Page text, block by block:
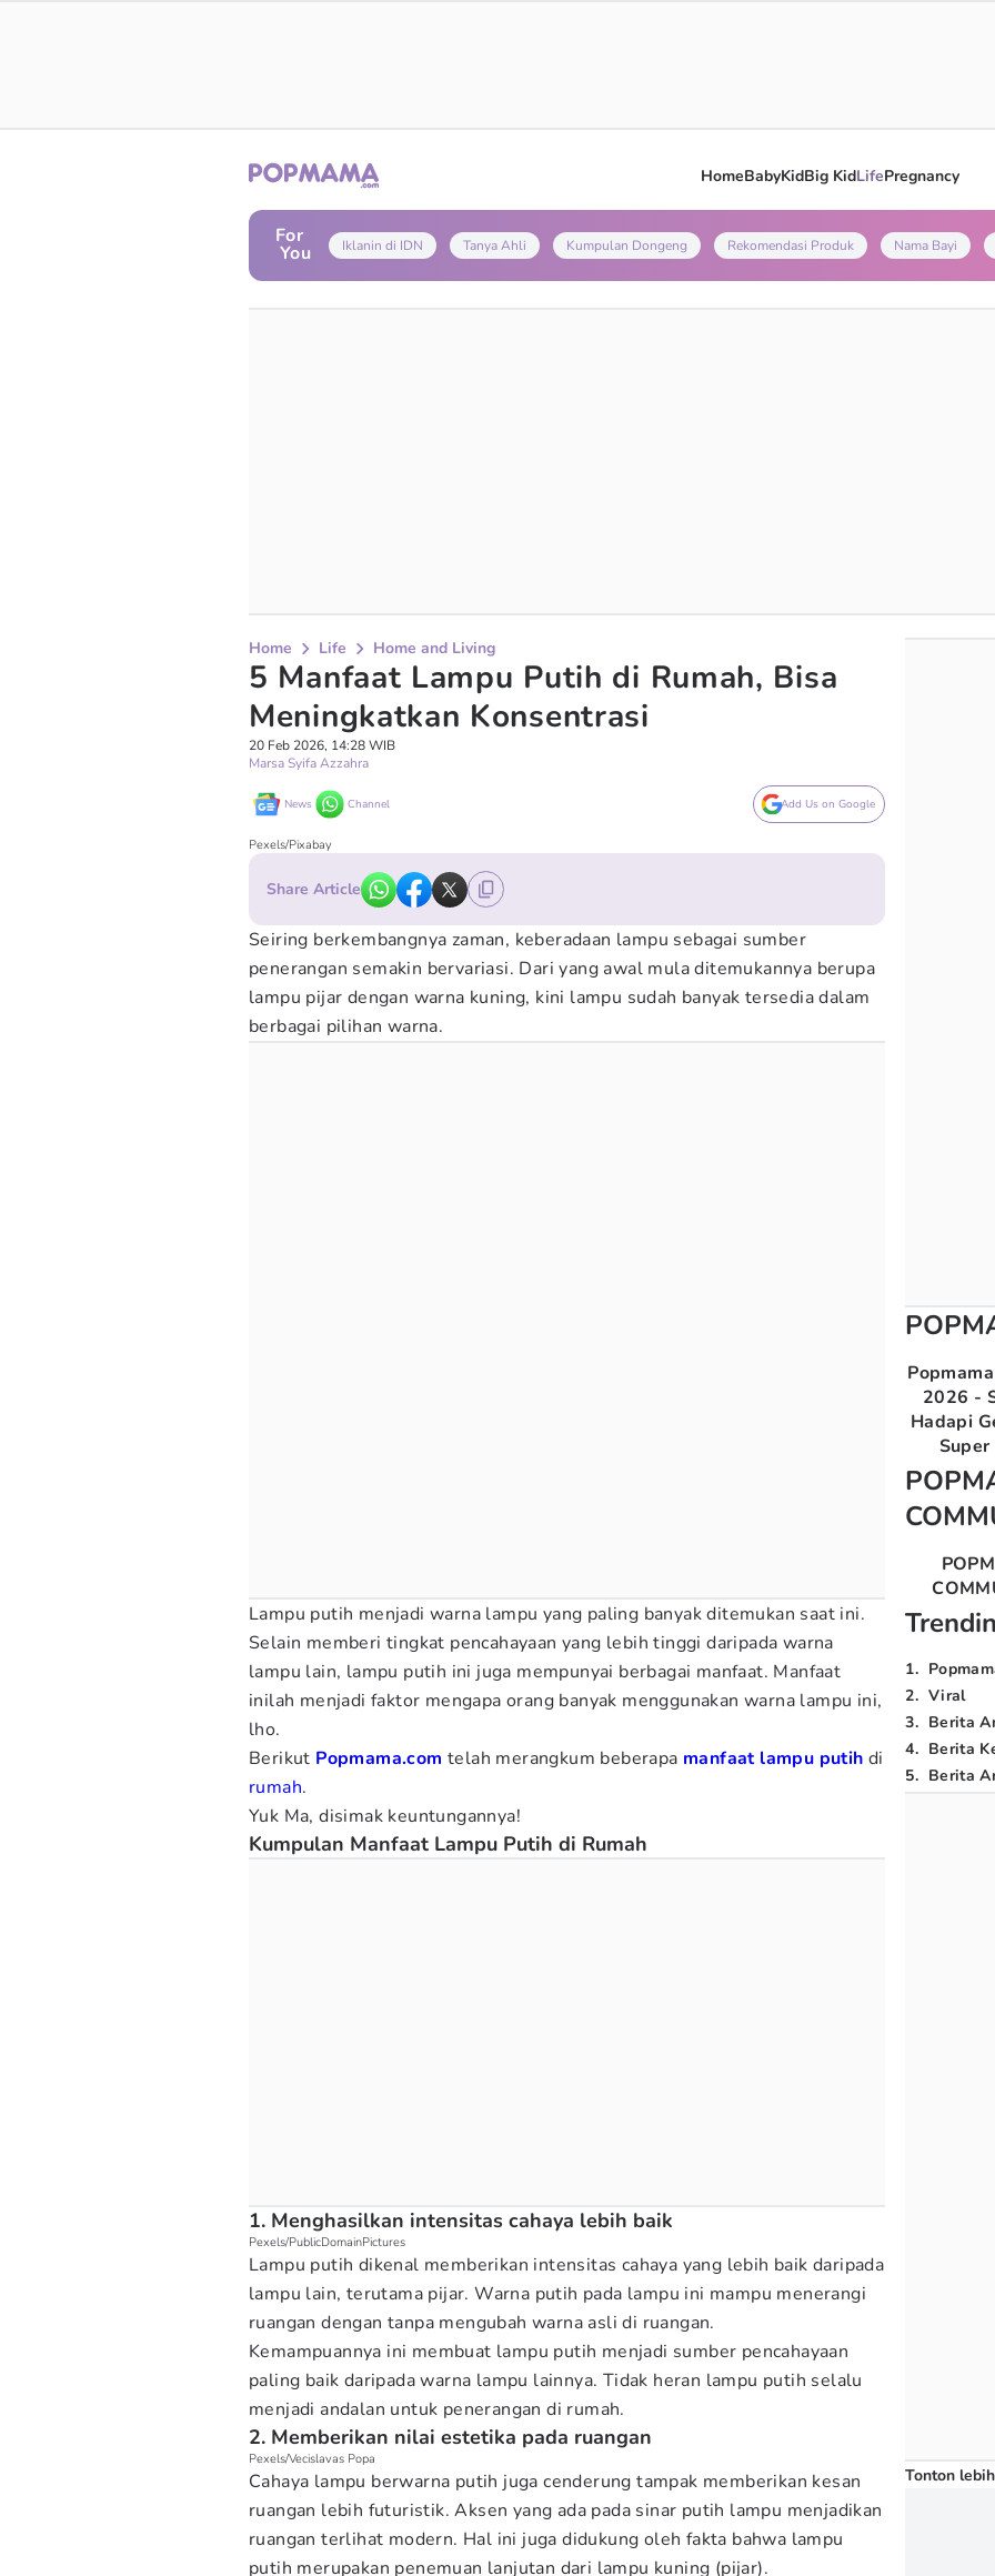
HomeBabyKidBig KidLifePregnancy
For
You Iklanin di IDN Tanya Ahli Kumpulan Dongeng Rekomendasi Produk Nama Bayi
Home Life Home and Living
5 Manfaat Lampu Putih di Rumah, Bisa
Meningkatkan Konsentrasi
20 Feb 2026, 14:28 WIB
Marsa Syifa Azzahra
News Channel Add Us on Google
Pexels/Pixabay
Share Article
Seiring berkembangnya zaman, keberadaan lampu sebagai sumber
penerangan semakin bervariasi. Dari yang awal mula ditemukannya berupa
lampu pijar dengan warna kuning, kini lampu sudah banyak tersedia dalam
berbagai pilihan warna.
Lampu putih menjadi warna lampu yang paling banyak ditemukan saat ini.
Selain memberi tingkat pencahayaan yang lebih tinggi daripada warna
lampu lain, lampu putih ini juga mempunyai berbagai manfaat. Manfaat
inilah menjadi faktor mengapa orang banyak menggunakan warna lampu ini,
lho.
Berikut Popmama.com telah merangkum beberapa manfaat lampu putih di
rumah.
Yuk Ma, disimak keuntungannya!
Kumpulan Manfaat Lampu Putih di Rumah
1. Menghasilkan intensitas cahaya lebih baik
Pexels/PublicDomainPictures
Lampu putih dikenal memberikan intensitas cahaya yang lebih baik daripada
lampu lain, terutama pijar. Warna putih pada lampu ini mampu menerangi
ruangan dengan tanpa mengubah warna asli di ruangan.
Kemampuannya ini membuat lampu putih menjadi sumber pencahayaan
paling baik daripada warna lampu lainnya. Tidak heran lampu putih selalu
menjadi andalan untuk penerangan di rumah.
2. Memberikan nilai estetika pada ruangan
Pexels/Vecislavas Popa
Cahaya lampu berwarna putih juga cenderung tampak memberikan kesan
ruangan lebih futuristik. Aksen yang ada pada sinar putih lampu menjadikan
ruangan terlihat modern. Hal ini juga didukung oleh fakta bahwa lampu
putih merupakan penemuan lanjutan dari lampu kuning (pijar).
2026 -
Hadapi
1.
2. Viral
3. Berita
4. Berita
5. Berita
Tonton